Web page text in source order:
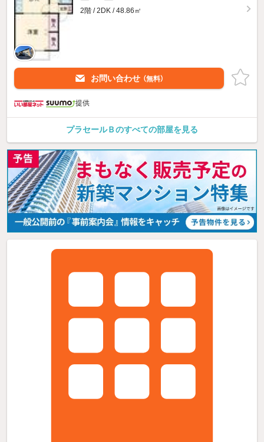
2階 / 2DK / 48.86㎡
お問い合わせ （無料）
提供
プラセールＢのすべての部屋を見る